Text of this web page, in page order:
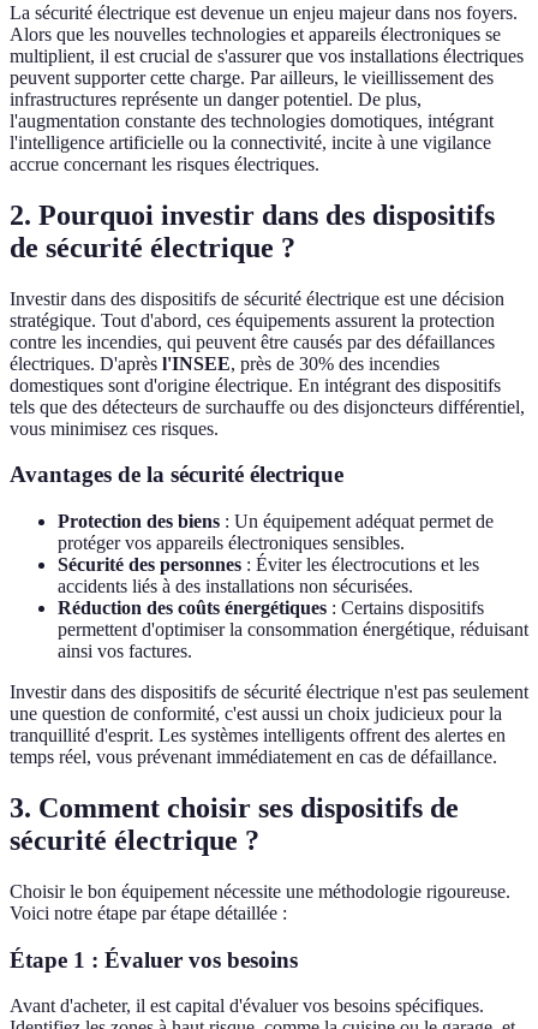
La sécurité électrique est devenue un enjeu majeur dans nos foyers.
Alors que les nouvelles technologies et appareils électroniques se
multiplient, il est crucial de s'assurer que vos installations électriques
peuvent supporter cette charge. Par ailleurs, le vieillissement des
infrastructures représente un danger potentiel. De plus,
l'augmentation constante des technologies domotiques, intégrant
l'intelligence artificielle ou la connectivité, incite à une vigilance
accrue concernant les risques électriques.
2. Pourquoi investir dans des dispositifs
de sécurité électrique ?
Investir dans des dispositifs de sécurité électrique est une décision
stratégique. Tout d'abord, ces équipements assurent la protection
contre les incendies, qui peuvent être causés par des défaillances
électriques. D'après l'INSEE, près de 30% des incendies
domestiques sont d'origine électrique. En intégrant des dispositifs
tels que des détecteurs de surchauffe ou des disjoncteurs différentiel,
vous minimisez ces risques.
Avantages de la sécurité électrique
Protection des biens : Un équipement adéquat permet de
protéger vos appareils électroniques sensibles.
Sécurité des personnes : Éviter les électrocutions et les
accidents liés à des installations non sécurisées.
Réduction des coûts énergétiques : Certains dispositifs
permettent d'optimiser la consommation énergétique, réduisant
ainsi vos factures.
Investir dans des dispositifs de sécurité électrique n'est pas seulement
une question de conformité, c'est aussi un choix judicieux pour la
tranquillité d'esprit. Les systèmes intelligents offrent des alertes en
temps réel, vous prévenant immédiatement en cas de défaillance.
3. Comment choisir ses dispositifs de
sécurité électrique ?
Choisir le bon équipement nécessite une méthodologie rigoureuse.
Voici notre étape par étape détaillée :
Étape 1 : Évaluer vos besoins
Avant d'acheter, il est capital d'évaluer vos besoins spécifiques.